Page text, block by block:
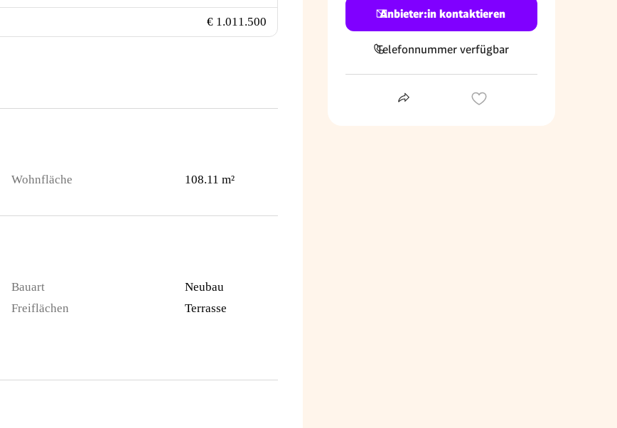
€ 1.011.500
Wohnfläche 108.11 m²
Bauart
Neubau
Freiflächen
Terrasse
Anbieter:in kontaktieren
Telefonnummer verfügbar